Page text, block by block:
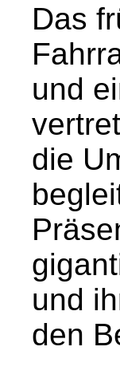
Das
und
die
und
den